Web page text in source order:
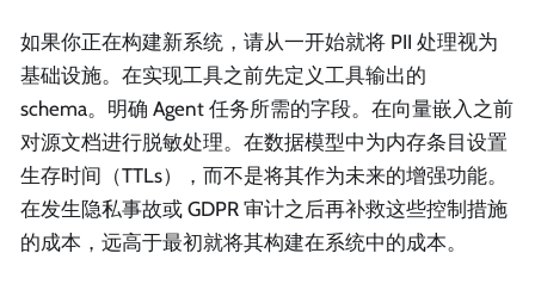
如果你正在构建新系统，请从一开始就将 PII 处理视为
基础设施。在实现工具之前先定义工具输出的
schema。明确 Agent 任务所需的字段。在向量嵌入之前
对源文档进行脱敏处理。在数据模型中为内存条目设置
生存时间（TTLs），而不是将其作为未来的增强功能。
在发生隐私事故或 GDPR 审计之后再补救这些控制措施
的成本，远高于最初就将其构建在系统中的成本。